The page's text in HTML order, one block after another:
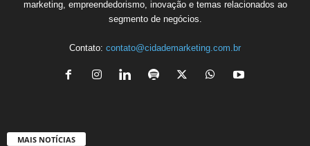
marketing, empreendedorismo, inovação e temas relacionados ao
segmento de negócios.
Contato: contato@cidademarketing.com.br
MAIS NOTÍCIAS